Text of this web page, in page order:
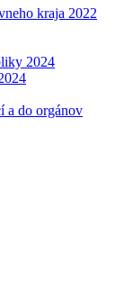
kraja 2022
2024
a do orgánov